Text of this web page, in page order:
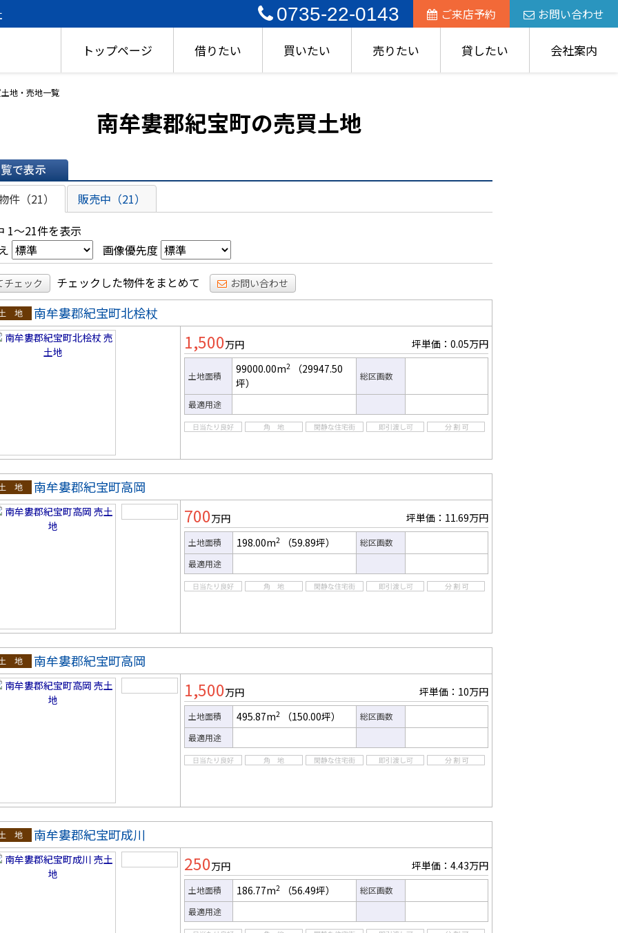
0735-22-0143 ご来店予約 お問い合わせ
トップページ 借りたい 買いたい 売りたい 貸したい 会社案内
地・売地一覧
南牟婁郡紀宝町の売買土地
示
件（21）
販売中（21）
1～21件を表示
画像優先度
チェック チェックした物件をまとめて お問い合わせ
地
南牟婁郡紀宝町北桧杖
1,500万円 坪単価：0.05万円
土地面積
99000.00m2
（29947.50
坪）
総区画数
最適用途
地
南牟婁郡紀宝町高岡
700万円 坪単価：11.69万円
土地面積 198.00m2 （59.89坪）
総区画数
最適用途
地
南牟婁郡紀宝町高岡
1,500万円 坪単価：10万円
土地面積 495.87m2 （150.00坪）
総区画数
最適用途
地
南牟婁郡紀宝町成川
250万円 坪単価：4.43万円
土地面積 186.77m2 （56.49坪）
総区画数
最適用途